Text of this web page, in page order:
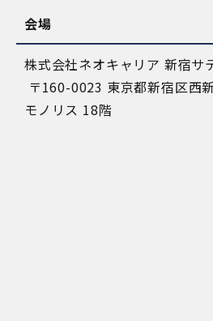
会場
株式会社ネオキャリア 新宿サ
〒160-0023 東京都新宿区西
モノリス 18階